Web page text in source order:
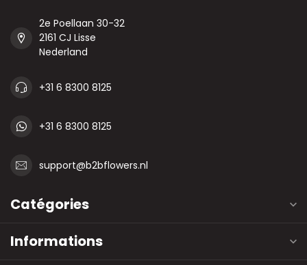
2e Poellaan 30-32
2161 CJ Lisse
Nederland
+31 6 8300 8125
+31 6 8300 8125
support@b2bflowers.nl
Catégories
Informations